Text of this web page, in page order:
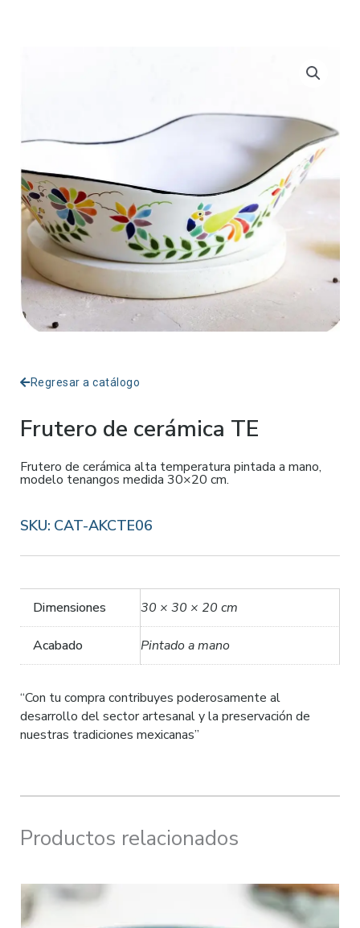
Regresar a catálogo
Frutero de cerámica TE
Frutero de cerámica alta temperatura pintada a mano,
modelo tenangos medida 30×20 cm.
SKU: CAT-AKCTE06
Dimensiones 30 × 30 × 20 cm
Acabado Pintado a mano
“Con tu compra contribuyes poderosamente al
desarrollo del sector artesanal y la preservación de
nuestras tradiciones mexicanas”
Productos relacionados